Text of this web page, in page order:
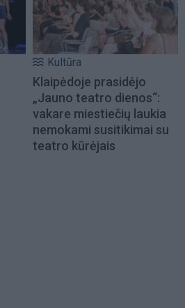
Kultūra
Klaipėdoje prasidėjo
„Jauno teatro dienos“:
vakare miestiečių laukia
nemokami susitikimai su
teatro kūrėjais